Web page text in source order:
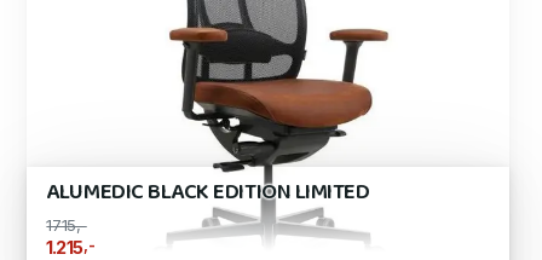
ALUMEDIC BLACK EDITION LIMITED
1715,-
1.215,-